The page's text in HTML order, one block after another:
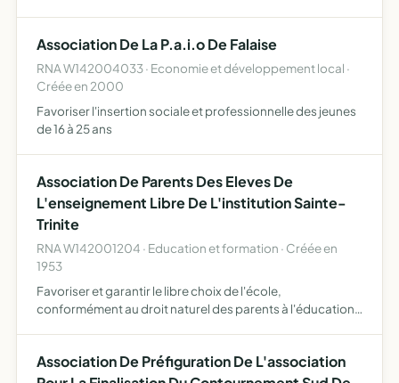
Association De La P.a.i.o De Falaise
RNA W142004033 · Economie et développement local ·
Créée en 2000
Favoriser l'insertion sociale et professionnelle des jeunes
de 16 à 25 ans
Association De Parents Des Eleves De
L'enseignement Libre De L'institution Sainte-
Trinite
RNA W142001204 · Education et formation · Créée en
1953
Favoriser et garantir le libre choix de l'école,
conformément au droit naturel des parents à l'éducation
catholiq…
Association De Préfiguration De L'association